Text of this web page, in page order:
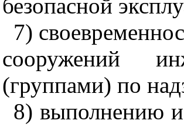
безопасной
7)
сооружений
(группами) по
8) выполнению и